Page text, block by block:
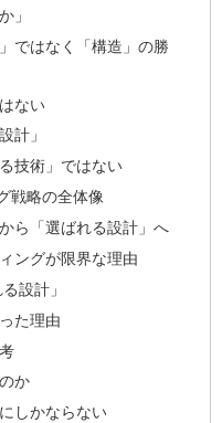
」
ではなく「構造」の勝
ない
計」
技術」ではない
戦略の全体像
ら「選ばれる設計」へ
ングが限界な理由
設計」
た理由
か
しかならない